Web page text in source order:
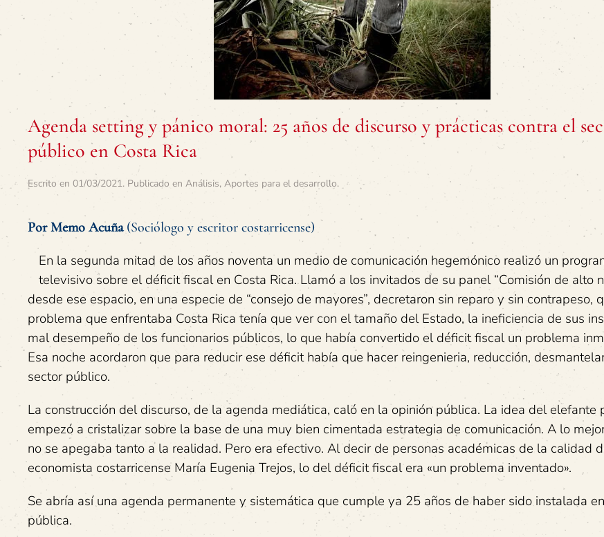
Agenda setting y pánico moral: 25 años de discurso y prácticas contra el
público en Costa Rica
Escrito en 01/03/2021. Publicado en Análisis, Aportes para el desarrollo.
Por Memo Acuña(Sociólogo y escritor costarricense)
En la segunda mitad de los años noventa un medio de comunicación hegemónico realizó un
televisivo sobre el déficit fiscal en Costa Rica. Llamó a los invitados de su panel “Comisión de alto
desde ese espacio, en una especie de “consejo de mayores”, decretaron sin reparo y sin contrapeso,
problema que enfrentaba Costa Rica tenía que ver con el tamaño del Estado, la ineficiencia de sus
mal desempeño de los funcionarios públicos, lo que había convertido el déficit fiscal un problema
Esa noche acordaron que para reducir ese déficit había que hacer reingenieria, reducción,
sector público.
La construcción del discurso, de la agenda mediática, caló en la opinión pública. La idea del elefante
empezó a cristalizar sobre la base de una muy bien cimentada estrategia de comunicación. A lo
no se apegaba tanto a la realidad. Pero era efectivo. Al decir de personas académicas de la calidad
economista costarricense María Eugenia Trejos, lo del déficit fiscal era «un problema inventado».
Se abría así una agenda permanente y sistemática que cumple ya 25 años de haber sido instalada
pública.